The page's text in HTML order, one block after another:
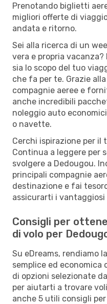
Prenotando biglietti
migliori offerte di
andata e ritorno.
Sei alla ricerca di un
vera e propria
sia lo scopo del tuo
che fa per te. Grazie
compagnie aeree e
anche incredibili
noleggio auto
o navette.
Cerchi ispirazione per il
Continua a leggere per
svolgere a Dedougou.
principali compagnie
destinazione e fai
assicurarti i
Consigli per
di volo per
Su eDreams, rendiamo
semplice ed economica
di opzioni selezionate
per aiutarti a trovare
anche 5 utili consigli